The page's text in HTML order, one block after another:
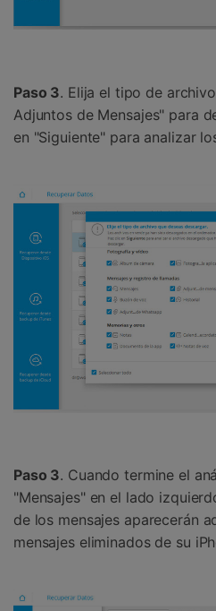
Paso 3. Elija el tipo de
Adjuntos de Mensajes" para
en "Siguiente" para analizar
Paso 3. Cuando termine el
"Mensajes" en el lado
de los mensajes aparecerán
mensajes eliminados de su